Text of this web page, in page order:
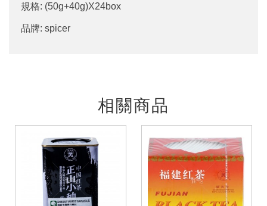
規格: (50g+40g)X24box
品牌: spicer
相關商品